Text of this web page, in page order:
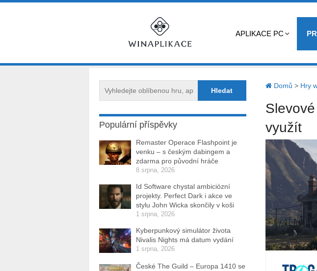
APLIKACE PC
Domů > Hry
využít
Populární příspěvky
Remaster Operace Flashpoint je
venku – s českým dabingem a
zdarma pro původní hráče
8 srpna, 2026
Id Software chystal ambiciózní
projekty. Perfect Dark i akce ve
stylu John Wicka skončily v koši
1 srpna, 2026
Kyberpunkový simulátor života
Nivalis Nights má datum vydání
1 srpna, 2026
České The Guild – Europa 1410 se